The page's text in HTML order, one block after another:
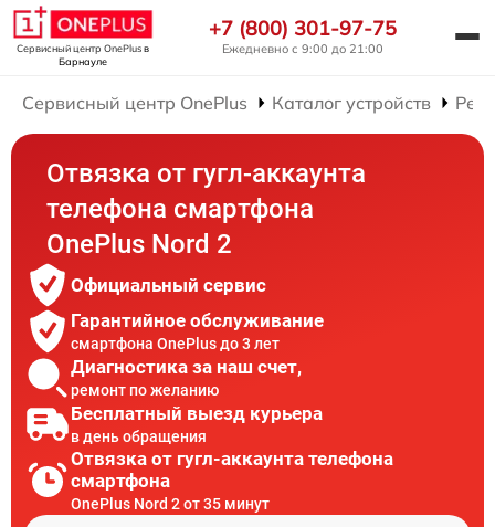
Сервисный центр OnePlusв
Барнауле
+7 (800) 301-97-75
Ежедневно с 9:00 до 21:00
Сервисный центр OnePlus Каталог устройств
Отвязка от гугл-аккаунта
телефона смартфона
OnePlus Nord 2
Официальный сервис
Гарантийное обслуживание
смартфона OnePlus до 3 лет
Диагностика за наш счет,
ремонт по желанию
Бесплатный выезд курьера
в день обращения
Отвязка от гугл-аккаунта телефона
смартфона
OnePlus Nord 2 от 35 минут